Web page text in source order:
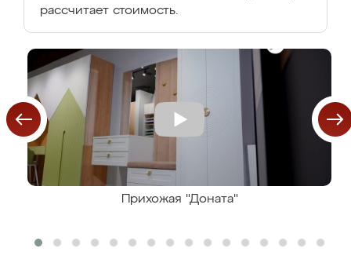
рассчитает стоимость.
Прихожая "Доната"